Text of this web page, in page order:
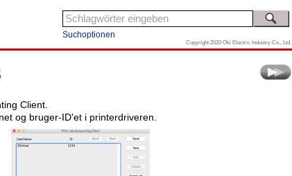
Suchoptionen
Copyright 2020 Oki Electric Industry Co., Ltd.
Client.
og bruger-ID'et i printerdriveren.